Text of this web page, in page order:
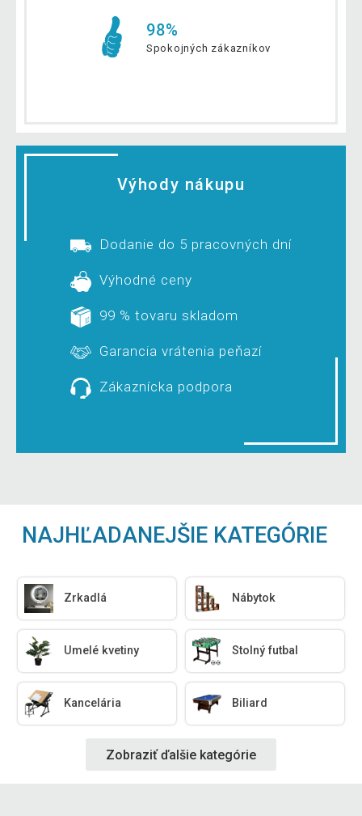
98%
Spokojných zákazníkov
Výhody nákupu
Dodanie do 5 pracovných dní
Výhodné ceny
99 % tovaru skladom
Garancia vrátenia peňazí
Zákaznícka podpora
NAJHĽADANEJŠIE KATEGÓRIE
Zrkadlá Nábytok
Umelé kvetiny Stolný futbal
Kancelária Biliard
Zobraziť ďalšie kategórie